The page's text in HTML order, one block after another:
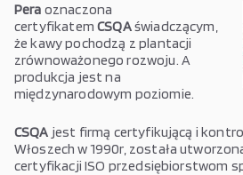
Pera oznaczona
certyfikatemCSQAświadczącym,
że kawy pochodzą z plantacji
zrównoważonego rozwoju. A
produkcja jest na
międzynarodowym poziomie.
CSQA jest firmą certyfikującą i
Włoszech w 1990r, została
certyfikacji ISO przedsiębiorstwom